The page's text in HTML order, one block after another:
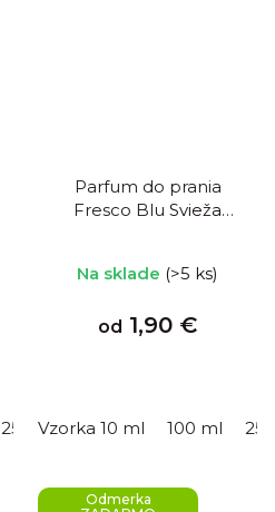
250 ml 500 ml
Parfum do prania
Fresco Blu Svieža
Na sklade (>5 ks)
od 1,90 €
Vzorka 10 ml 100 ml
Odmerka